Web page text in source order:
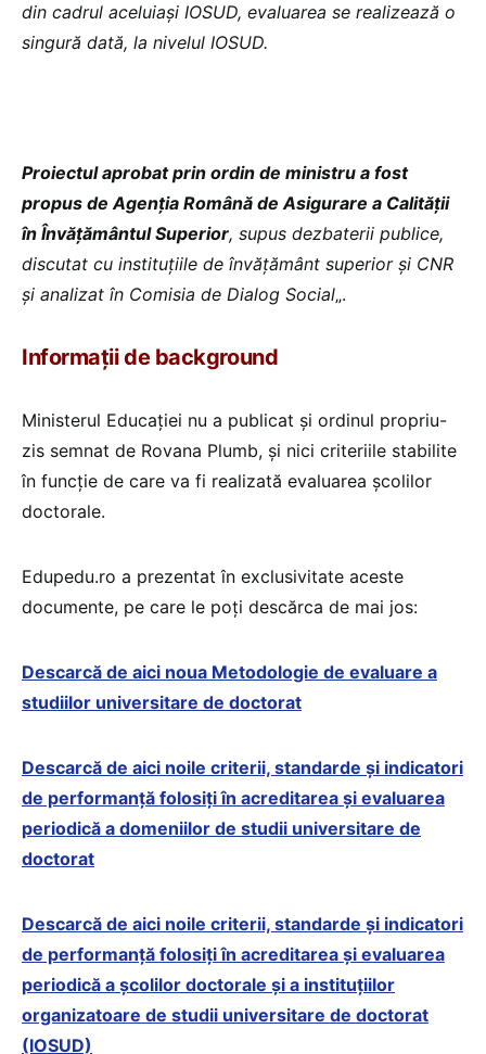
din cadrul aceluiași IOSUD, evaluarea se realizează o
singură dată, la nivelul IOSUD.
Proiectul aprobat prin ordin de ministru a fost
propus de Agenția Română de Asigurare a Calității
în Învățământul Superior, supus dezbaterii publice,
discutat cu instituțiile de învățământ superior și CNR
și analizat în Comisia de Dialog Social„.
Informații de background
Ministerul Educației nu a publicat și ordinul propriu-
zis semnat de Rovana Plumb, și nici criteriile stabilite
în funcție de care va fi realizată evaluarea școlilor
doctorale.
Edupedu.ro a prezentat în exclusivitate aceste
documente, pe care le poți descărca de mai jos:
Descarcă de aici noua Metodologie de evaluare a
studiilor universitare de doctorat
Descarcă de aici noile criterii, standarde și indicatori
de performanță folosiți în acreditarea și evaluarea
periodică a domeniilor de studii universitare de
doctorat
Descarcă de aici noile criterii, standarde și indicatori
de performanță folosiți în acreditarea și evaluarea
periodică a școlilor doctorale și a instituțiilor
organizatoare de studii universitare de doctorat
(IOSUD)